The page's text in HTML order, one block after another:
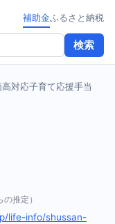
検索
補助金ふるさと納税
対応子育て応援手当
の推定）
life-info/shussan-